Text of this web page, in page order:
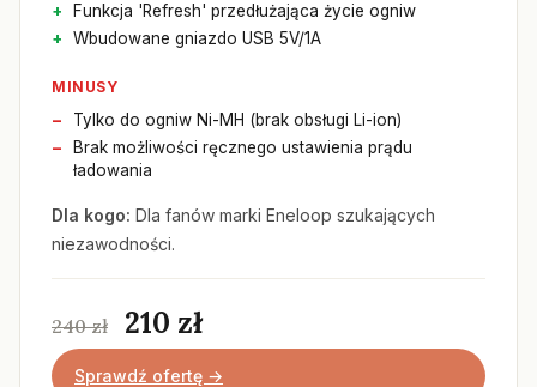
Funkcja 'Refresh' przedłużająca życie ogniw
Wbudowane gniazdo USB 5V/1A
MINUSY
Tylko do ogniw Ni-MH (brak obsługi Li-ion)
Brak możliwości ręcznego ustawienia prądu
ładowania
Dla kogo: Dla fanów marki Eneloop szukających
niezawodności.
240 zł 210 zł
Sprawdź ofertę →